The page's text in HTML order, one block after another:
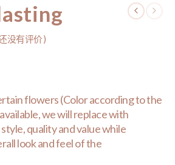
没有评价 )
flowers (Color according to the
we will replace with
quality and value while
look and feel of the